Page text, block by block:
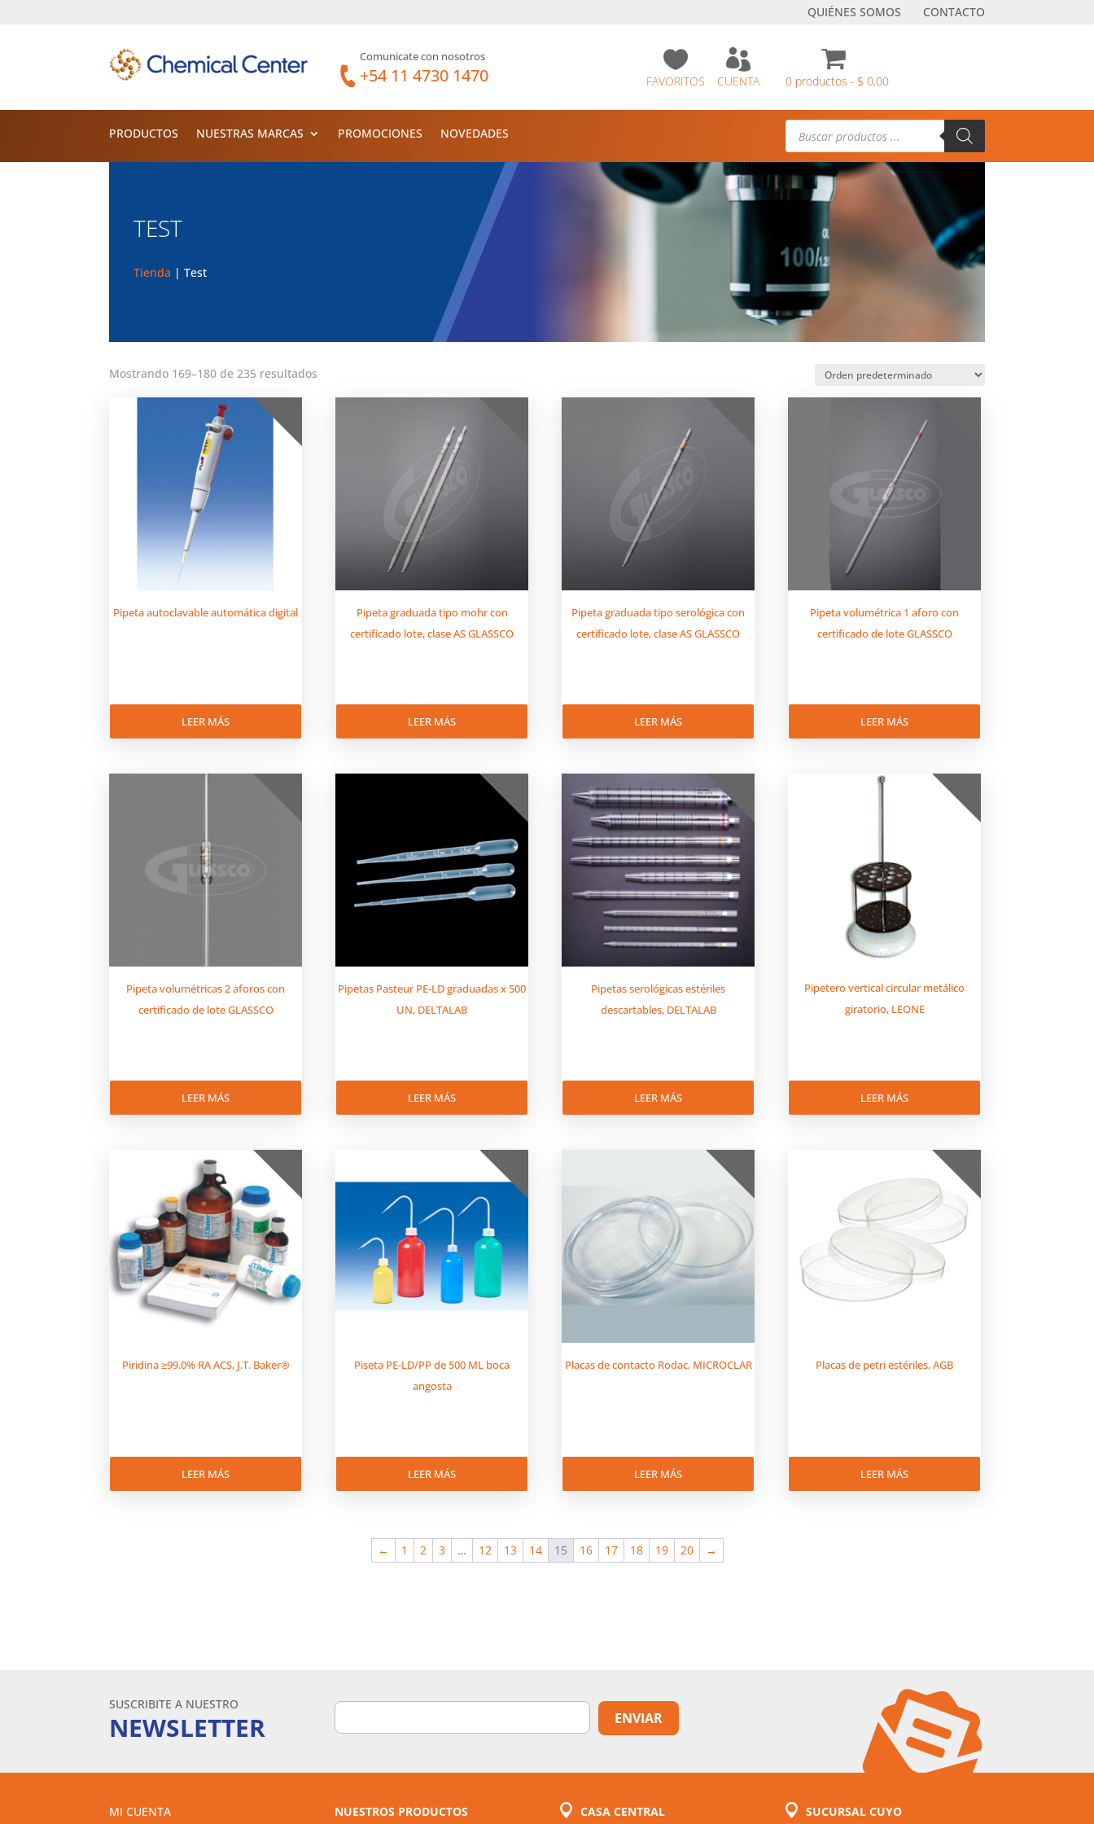
QUIÉNES SOMOS CONTACTO
Comunicate con nosotros
+54 11 4730 1470

CUENTA

FAVORITOS 0 productos $ 0,00
PRODUCTOS NUESTRAS MARCAS PROMOCIONES NOVEDADES
Búsqueda
productos
TEST
Tienda | Test
Mostrando 169–180 de 235 resultados
Pipeta autoclavable automática digital
LEER MÁS
Pipeta graduada tipo mohr con
certificado lote, clase AS GLASSCO
LEER MÁS
Pipeta graduada tipo serológica con
certificado lote, clase AS GLASSCO
LEER MÁS
Pipeta volumétrica 1 aforo con
certificado de lote GLASSCO
LEER MÁS
Pipeta volumétricas 2 aforos con
certificado de lote GLASSCO
LEER MÁS
Pipetas Pasteur PE-LD graduadas x 500
UN, DELTALAB
LEER MÁS
Pipetas serológicas estériles
descartables, DELTALAB
LEER MÁS
Pipetero vertical circular metálico
giratorio, LEONE
LEER MÁS
Piridina ≥99.0% RA ACS, J.T. Baker®
LEER MÁS
Piseta PE-LD/PP de 500 ML boca
angosta
LEER MÁS
Placas de contacto Rodac, MICROCLAR
LEER MÁS
Placas de petri estériles, AGB
LEER MÁS
← 1 2 3 … 12 13 14 15 16 17 18 19 20 →
SUSCRIBITE A NUESTRO
NEWSLETTER
MI CUENTA
NUESTROS PRODUCTOS
CASA CENTRAL SUCURSAL CUYO